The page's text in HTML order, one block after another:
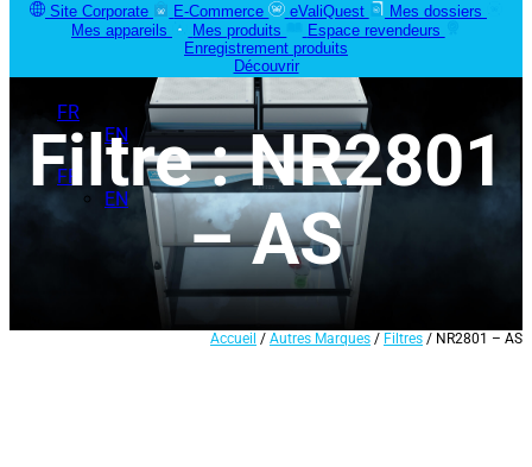
Site Corporate
E-Commerce eValiQuest
Mes dossiers
Mes appareils
Mes produits
Espace revendeurs
Enregistrement produits
Découvrir
FR
EN
FR
EN
Filtre : NR2801
– AS
Accueil / Autres Marques / Filtres / NR2801 – AS